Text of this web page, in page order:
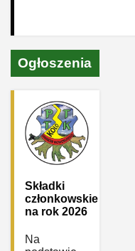
Ogłoszenia
Składki
członkowskie
na rok 2026
Na